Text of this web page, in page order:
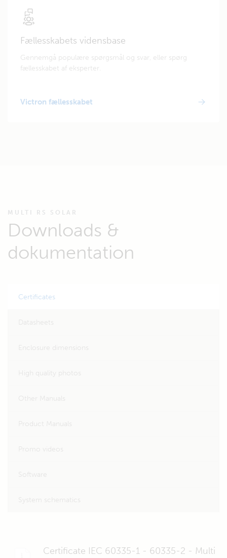
Fællesskabets vidensbase
Gennemgå populære spørgsmål og svar, eller spørg
fællesskabet af eksperter.
Victron fællesskabet
MULTI RS SOLAR
Downloads &
dokumentation
Certificates
Certificate IEC 60335-1 - 60335-2 - Multi